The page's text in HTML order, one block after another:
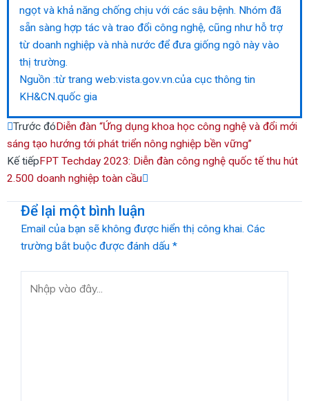
ngọt và khả năng chống chịu với các sâu bệnh. Nhóm đã
sẵn sàng hợp tác và trao đổi công nghệ, cũng như hỗ trợ
từ doanh nghiệp và nhà nước để đưa giống ngô này vào
thị trường.
Nguồn :từ trang web:vista.gov.vn.của cục thông tin
KH&CN.quốc gia
Prev
Trước đóDiễn đàn “Ứng dụng khoa học công nghệ và đổi mới
sáng tạo hướng tới phát triển nông nghiệp bền vững”
Kế tiếpFPT Techday 2023: Diễn đàn công nghệ quốc tế thu hút
2.500 doanh nghiệp toàn cầu
Next
Để lại một bình luận
Email của bạn sẽ không được hiển thị công khai. Các
trường bắt buộc được đánh dấu *
vào